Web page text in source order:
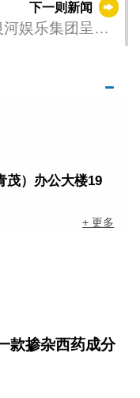
下一则新闻
河娱乐集团呈
茂）办公大楼19
+ 更多
款掺杂西药成分